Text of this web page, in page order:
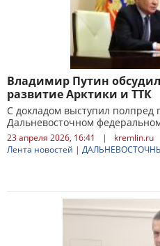
Владимир Путин
развитие Арктики и ТТК
С докладом выступил полпред
Дальневосточном
23 апреля 2026, 16:41 |
kremlin.ru
Лента новостей |